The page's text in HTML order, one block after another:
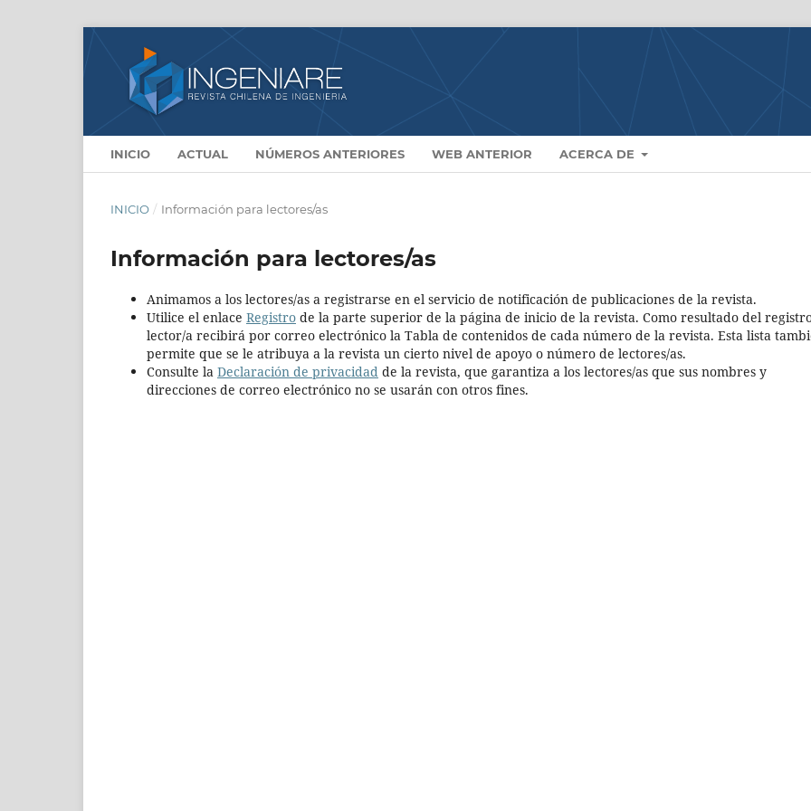
INICIO ACTUAL NÚMEROS ANTERIORES WEB ANTERIOR ACERCA DE
INICIO / Información para lectores/as
Información para lectores/as
Animamos a los lectores/as a registrarse en el servicio de notificación de publicaciones de la revista.
Utilice el enlace Registro de la parte superior de la página de inicio de la revista. Como resultado del
lector/a recibirá por correo electrónico la Tabla de contenidos de cada número de la revista. Esta lista
permite que se le atribuya a la revista un cierto nivel de apoyo o número de lectores/as.
Consulte la Declaración de privacidad de la revista, que garantiza a los lectores/as que sus nombres y
direcciones de correo electrónico no se usarán con otros fines.